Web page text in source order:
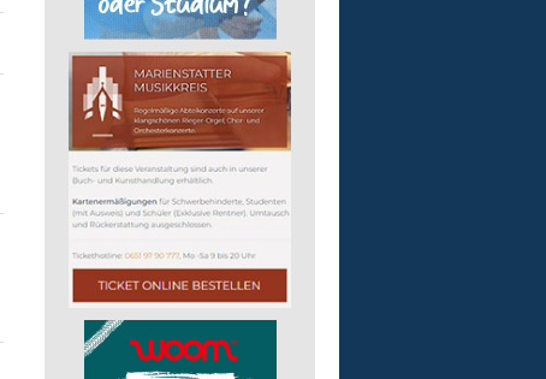
Bildungsbegleitung (m/
Lebenshilfe im Landkreis
GmbH